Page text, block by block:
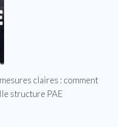
claires : comment
structure PAE